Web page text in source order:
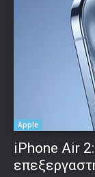
Apple
iPhone Air